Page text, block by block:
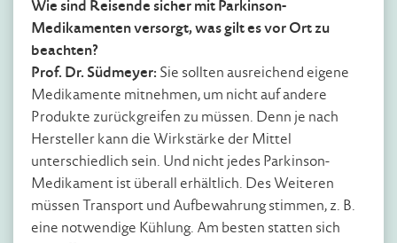
Wie sind Reisende sicher mit Parkinson-
Medikamenten versorgt, was gilt es vor Ort zu
beachten?
Prof. Dr. Südmeyer: Sie sollten ausreichend eigene
Medikamente mitnehmen, um nicht auf andere
Produkte zurückgreifen zu müssen. Denn je nach
Hersteller kann die Wirkstärke der Mittel
unterschiedlich sein. Und nicht jedes Parkinson-
Medikament ist überall erhältlich. Des Weiteren
müssen Transport und Aufbewahrung stimmen, z. B.
eine notwendige Kühlung. Am besten statten sich